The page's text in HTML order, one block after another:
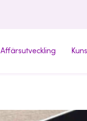
Affärsutveckling